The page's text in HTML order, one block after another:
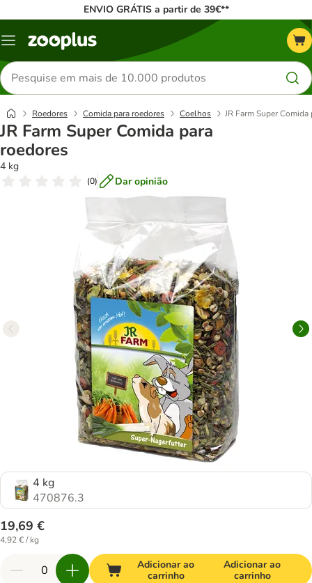
ENVIO GRÁTIS a partir de 39€**
Menu
Pesquisar
produtos
Roedores Comida para roedores Coelhos JR Farm Super
JR Farm Super Comida para
roedores
4 kg
(0) Dar opinião
4 kg
470876.3
19,69 €
4,92 € / kg
Adicionar ao
carrinho
Adicionar ao
carrinho